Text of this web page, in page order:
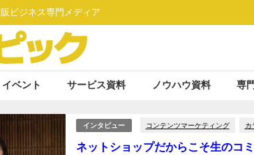
ビジネス専門メディア
ベント サービス資料 ノウハウ資料 専
インタビュー コンテンツマーケティング カ
ネットショップだからこそ生のコ